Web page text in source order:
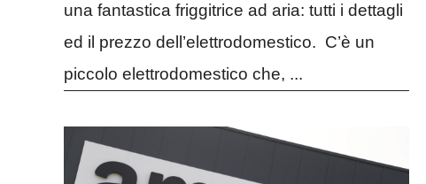
una fantastica friggitrice ad aria: tutti i dettagli
ed il prezzo dell’elettrodomestico. C’è un
piccolo elettrodomestico che, ...